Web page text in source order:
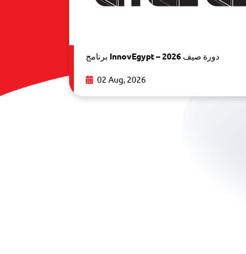
برنامج InnovEgypt – دورة صيف 2026
02 Aug, 2026